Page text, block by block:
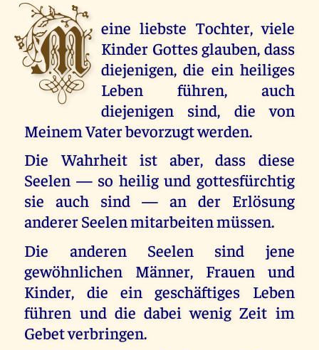
M eine liebste Tochter, viele
Kinder Gottes glauben, dass
diejenigen, die ein heiliges
Leben führen, auch
diejenigen sind, die von
Meinem Vater bevorzugt werden.
Die Wahrheit ist aber, dass diese
Seelen — so heilig und gottesfürchtig
sie auch sind — an der Erlösung
anderer Seelen mitarbeiten müssen.
Die anderen Seelen sind jene
gewöhnlichen Männer, Frauen und
Kinder, die ein geschäftiges Leben
führen und die dabei wenig Zeit im
Gebet verbringen.